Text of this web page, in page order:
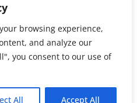
browsing experience,
and analyze our
you consent to our use of
All Accept All